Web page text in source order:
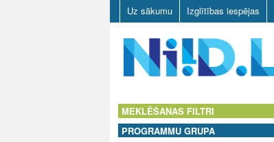
Uz sākumu Izglītības iespējas
MEKLĒŠANAS FILTRI
PROGRAMMU GRUPA